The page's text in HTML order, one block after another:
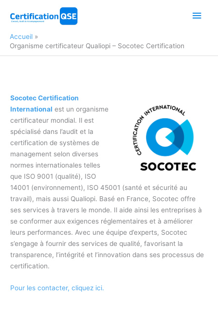
Accueil
Organisme certificateur Qualiopi – Socotec Certification
Socotec Certification
International est un organisme
certificateur mondial. Il est
spécialisé dans l’audit et la
certification de systèmes de
management selon diverses
normes internationales telles
que ISO 9001 (qualité), ISO
14001 (environnement), ISO 45001 (santé et sécurité au
travail), mais aussi Qualiopi. Basé en France, Socotec offre
ses services à travers le monde. Il aide ainsi les entreprises à
se conformer aux exigences réglementaires et à améliorer
leurs performances. Avec une équipe d’experts, Socotec
s’engage à fournir des services de qualité, favorisant la
transparence, l’intégrité et l’innovation dans ses processus de
certification.
Pour les contacter, cliquez ici.